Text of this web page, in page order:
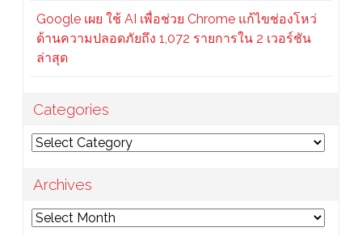
Google เผย ใช้ AI เพื่อช่วย Chrome แก้ไขช่องโหว่
ด้านความปลอดภัยถึง 1,072 รายการใน 2 เวอร์ชัน
ล่าสุด
Categories
Categories
Archives
Archives